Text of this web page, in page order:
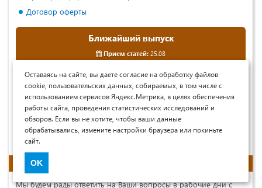
Договор оферты
Ближайший выпуск
Прием статей: 25.08
Подать заявку
Готовится новый выпуск
8(146) 07.08.2026.
Контакты
Мы будем рады ответить на Ваши вопросы в рабочие дни с
Оставаясь на сайте, вы даете согласие на обработку файлов
cookie, пользовательских данных, собираемых, в том числе с
использованием сервисов Яндекс.Метрика, в целях обеспечения
работы сайта, проведения статистических исследований и
обзоров. Если вы не хотите, чтобы ваши данные
обрабатывались, измените настройки браузера или покиньте
сайт.
OK